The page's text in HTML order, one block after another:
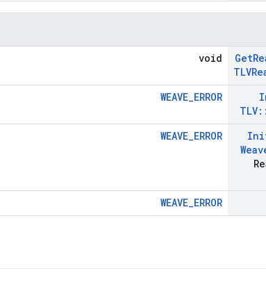
Get
void
TLV::
WEAVE_ERROR
WEAVE_ERROR
WEAVE_ERROR